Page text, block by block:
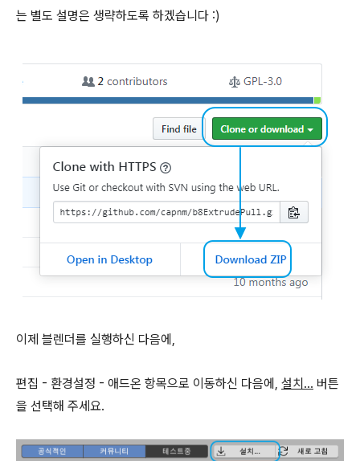
는 별도 설명은 생략하도록 하겠습니다 :)
이제 블렌더를 실행하신 다음에,
편집 - 환경설정 - 애드온 항목으로 이동하신 다음에, 설치... 버튼
을 선택해 주세요.